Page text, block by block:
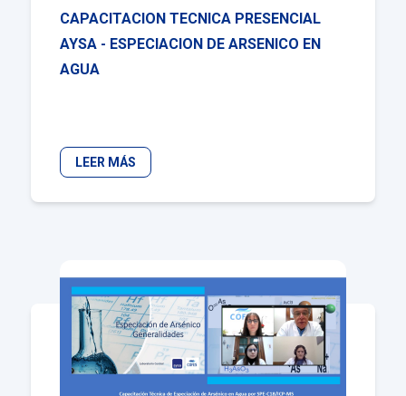
CAPACITACION TECNICA PRESENCIAL
AYSA - ESPECIACION DE ARSENICO EN
AGUA
LEER MÁS